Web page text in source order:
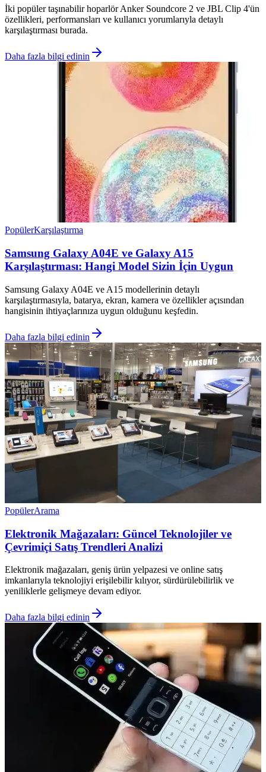
İki popüler taşınabilir hoparlör Anker Soundcore 2 ve JBL Clip 4'ün
özellikleri, performansları ve kullanıcı yorumlarıyla detaylı
karşılaştırması burada.
Daha fazla bilgi edinin
PopülerKarşılaştırma
Samsung Galaxy A04E ve Galaxy A15
Karşılaştırması: Hangi Model Sizin İçin Uygun
Samsung Galaxy A04E ve A15 modellerinin detaylı
karşılaştırmasıyla, batarya, ekran, kamera ve özellikler açısından
hangisinin ihtiyaçlarınıza uygun olduğunu keşfedin.
Daha fazla bilgi edinin
PopülerArama
Elektronik Mağazaları: Güncel Teknolojiler ve
Çevrimiçi Satış Trendleri Analizi
Elektronik mağazaları, geniş ürün yelpazesi ve online satış
imkanlarıyla teknolojiyi erişilebilir kılıyor, sürdürülebilirlik ve
yeniliklerle gelişmeye devam ediyor.
Daha fazla bilgi edinin